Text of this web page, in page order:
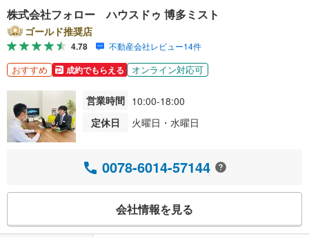
株式会社フォロー ハウスドゥ 博多ミスト
ゴールド推奨店
4.78 不動産会社レビュー14件
おすすめ 成約でもらえる オンライン対応可
営業時間 10:00-18:00
定休日
火曜日・水曜日
0078-6014-57144
会社情報を見る